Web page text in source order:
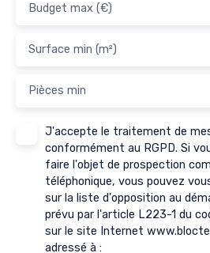
Budget max (€)
Surface min (m²)
Pièces min
J'accepte le traitement de
conformément au RGPD. Si
faire l'objet de prospection
téléphonique, vous pouvez
sur la liste d'opposition au
prévu par l'article L223-1 du
sur le site Internet
adressé à :